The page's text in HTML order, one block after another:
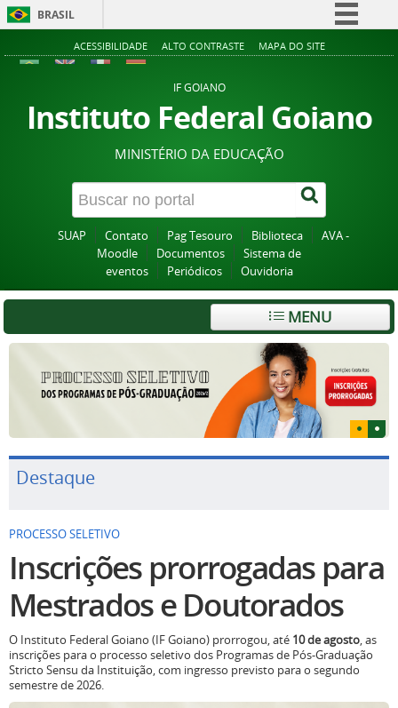
BRASIL
Simplifique!
Acesso à informação
Legislação
Canais
ACESSIBILIDADE ALTO CONTRASTE MAPA DO SITE
IF GOIANO
Instituto Federal Goiano
MINISTÉRIO DA EDUCAÇÃO
SUAP Contato Pag Tesouro Biblioteca
AVA -
Moodle
Documentos
Sistema de
eventos
Periódicos Ouvidoria
MENU
Destaque
PROCESSO SELETIVO
Inscrições prorrogadas para
Mestrados e Doutorados
O Instituto Federal Goiano (IF Goiano) prorrogou, até 10 de agosto, as
inscrições para o processo seletivo dos Programas de Pós-Graduação
Stricto Sensu da Instituição, com ingresso previsto para o segundo
semestre de 2026.